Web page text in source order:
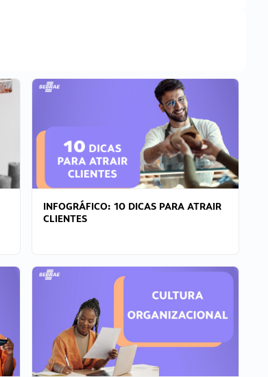
INFOGRÁFICO: 10 DICAS PARA ATRAIR
CLIENTES